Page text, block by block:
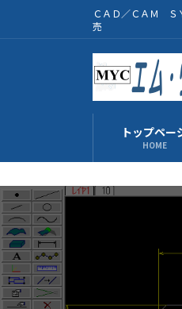
ッ
移
ＣＡＤ／ＣＡＭ Ｓ
売
トップペー
HOME